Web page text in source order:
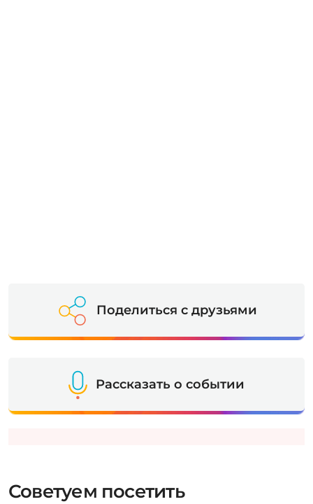
Поделиться с друзьями
Рассказать о событии
Советуем посетить